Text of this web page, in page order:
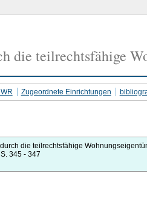
die teilrechtsfähige
Zugeordnete Einrichtungen
die teilrechtsfähige
S. 345 - 347